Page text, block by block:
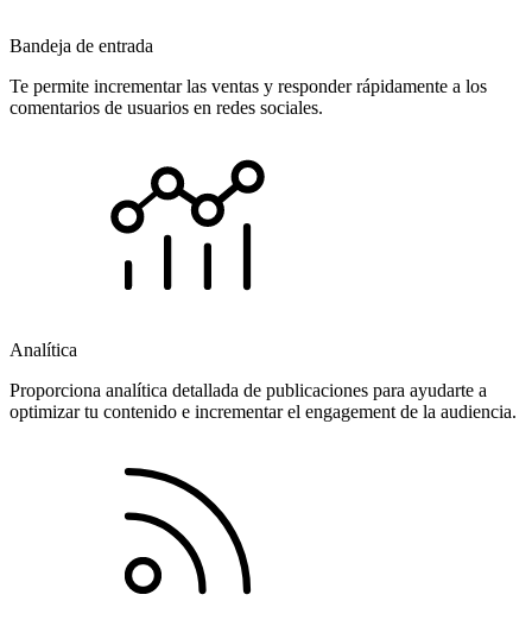
Bandeja de entrada
Te permite incrementar las ventas y responder rápidamente a los
comentarios de usuarios en redes sociales.
Analítica
Proporciona analítica detallada de publicaciones para ayudarte a
optimizar tu contenido e incrementar el engagement de la audiencia.